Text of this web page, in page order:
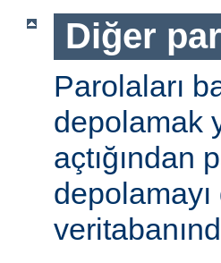
Diğer
Parolaları
depolamak
açtığından